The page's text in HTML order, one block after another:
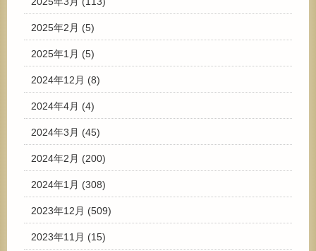
2025年2月 (5)
2025年1月 (5)
2024年12月 (8)
2024年4月 (4)
2024年3月 (45)
2024年2月 (200)
2024年1月 (308)
2023年12月 (509)
2023年11月 (15)